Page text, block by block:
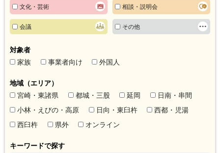
文化・芸術 相談・説明会
会議 その他
対象者
家族
事業者向け 外国人
地域（エリア）
宮崎・東諸県
都城・三股 延岡
日南・串間
小林・えびの・高原
日向・東臼杵
西都・児湯
西臼杵
県外 オンライン
キーワードで探す